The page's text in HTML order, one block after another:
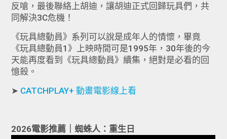
反嗆，最後聯絡上胡迪，讓胡迪正式回歸玩具們，共
同解決3C危機！
《玩具總動員》系列可以說是成年人的情懷，畢竟
《玩具總動員1》上映時間可是1995年，30年後的今
天能再度看到《玩具總動員》續集，絕對是必看的回
憶殺。
➤ CATCHPLAY+ 動畫電影線上看
2026電影推薦｜蜘蛛人：重生日